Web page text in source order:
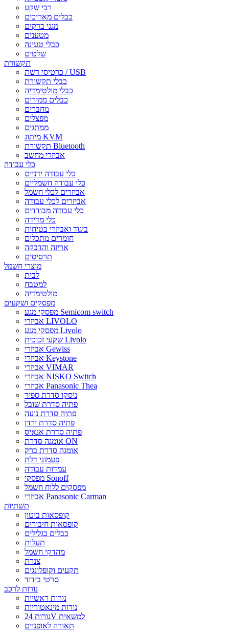
רבי שקע
כבלים מאריכים
מגני ברקים
מטענים
כבלי טעינה
שלטים
תקשורת
כרטיסי רשת / USB
כבלי תקשורת
כבלי מולטימדיה
כבלים ממירים
מחברים
מפצלים
ממתגים
מיתוג KVM
תקשורת Bluetooth
אביזרי מחשב
כלי עבודה
כלי עבודה ידניים
כלי עבודה חשמליים
אביזרים לכלי חשמל
אביזרים לכלי עבודה
כלי עבודה מבודדים
כלי מדידה
ביגוד ואביזרי בטיחות
חומרים מתכלים
אריזה והדבקה
תרסיסים
מוצרי חשמל
לבית
למטבח
מולטימדיה
מפסקים ושקעים
מפסקי מגע Semicom switch
אביזרי LIVOLO
מפסקי מגע Livolo
שקעי זכוכית Livolo
אביזרי Gewiss
אביזרי Keystone
אביזרי VIMAR
אביזרי NISKO Switch
אביזרי Panasonic Thea
ניסקו סדרת ספיר
פתיה סדרת שובל
פתיה סדרת נועה
פתיה סדרת ירדן
פתיה סדרת אנאיס
אומגה סדרת ON
אומגה סדרת ברק
פעמוני דלת
עמדות עבודה
מפסקי Sonoff
מפסקים ללוח חשמל
אביזרי Panasonic Carman
תשתיות
קופסאות ביטון
קופסאות חיבורים
כבלים בגלילים
תעלות
מהדקי חשמל
צנרת
תקעים וקופלונגים
סרטי בידוד
נורות לרכב
נורות ראשיות
נורות מינאטוריות
נורות 24V למשאית
תאורה לאופניים